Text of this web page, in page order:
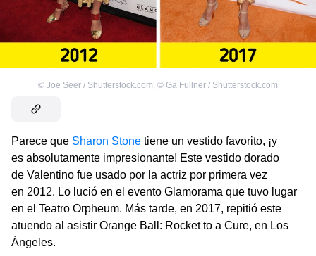
© Joe Seer / Shutterstock.com, © Ga Fullner / Shutterstock.com
Parece que Sharon Stone tiene un vestido favorito, ¡y
es absolutamente impresionante! Este vestido dorado
de Valentino fue usado por la actriz por primera vez
en 2012. Lo lució en el evento Glamorama que tuvo lugar
en el Teatro Orpheum. Más tarde, en 2017, repitió este
atuendo al asistir Orange Ball: Rocket to a Cure, en Los
Ángeles.